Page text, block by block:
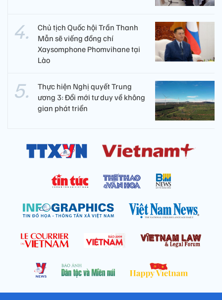
Chủ tịch Quốc hội Trần Thanh
Mẫn sẽ viếng đồng chí
Xaysomphone Phomvihane tại
Lào
Thực hiện Nghị quyết Trung
ương 3: Đổi mới tư duy về không
gian phát triển